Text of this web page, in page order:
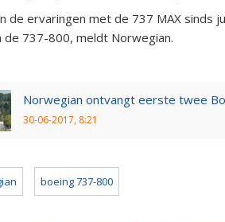
de ervaringen met de 737 MAX sinds
de 737-800, meldt Norwegian.
Norwegian ontvangt eerste twee
30-06-2017, 8:21
boeing 737-800